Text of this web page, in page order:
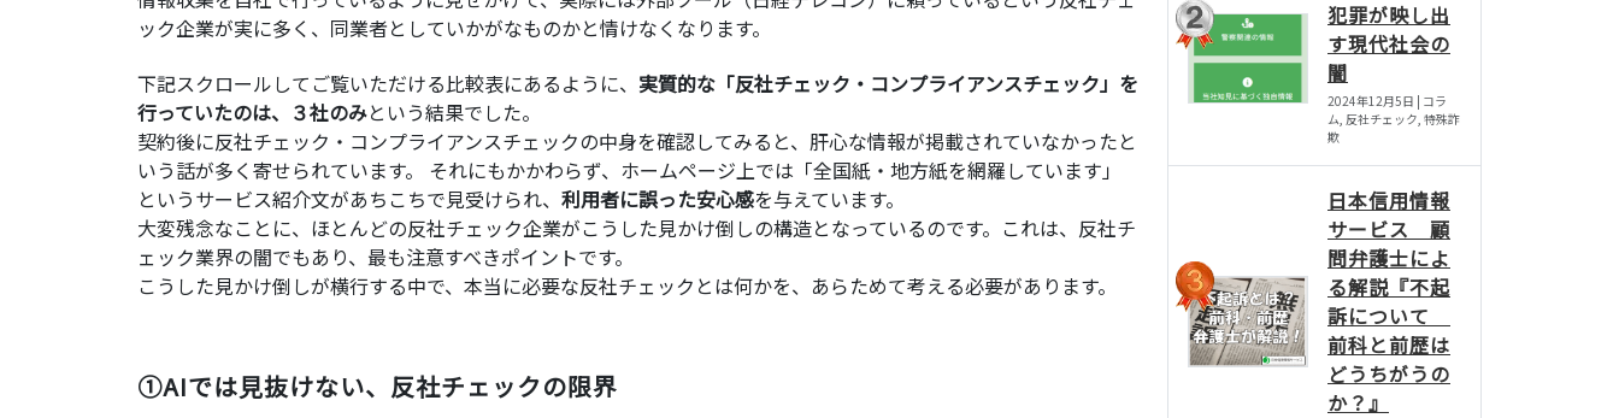
ック企業が実に多く、同業者としていかがなものかと情けなくなります。
下記スクロールしてご覧いただける比較表にあるように、 実質的な「反社チェック・コンプライアンスチェック」を
行っていたのは、３社のみという結果でした。
契約後に反社チェック・コンプライアンスチェックの中身を確認してみると、肝心な情報が掲載されていなかったと
いう話が多く寄せられています。 それにもかかわらず、ホームページ上では「全国紙・地方紙を網羅しています」
というサービス紹介文があちこちで見受けられ、 利用者に誤った安心感を与えています。
大変残念なことに、ほとんどの反社チェック企業がこうした見かけ倒しの構造となっているのです。これは、反社チ
ェック業界の闇でもあり、最も注意すべきポイントです。
こうした見かけ倒しが横行する中で、本当に必要な反社チェックとは何かを、あらためて考える必要があります。
①AIでは見抜けない、反社チェックの限界
犯罪が映し出
す現代社会の
闇
2024年12月5日 | コラ
ム, 反社チェック, 特殊詐
欺
日本信用情報
サービス 顧
問弁護士によ
る解説『不起
訴について
前科と前歴は
どうちがうの
か？』